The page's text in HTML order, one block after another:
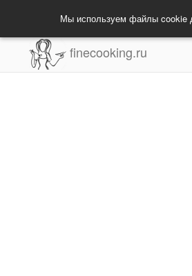
Мы используем файлы cookie
finecooking.ru